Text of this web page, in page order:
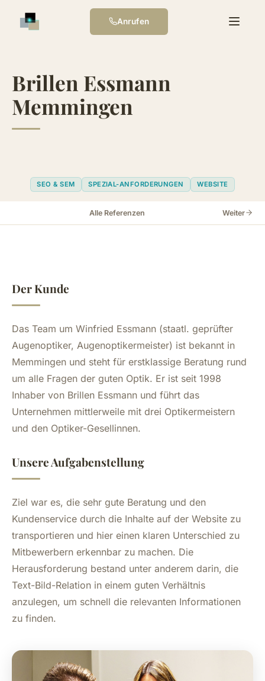
Anrufen
Brillen Essmann
Memmingen
SEO & SEM SPEZIAL-ANFORDERUNGEN WEBSITE
Alle Referenzen Weiter
Der Kunde
Das Team um Winfried Essmann (staatl. geprüfter
Augenoptiker, Augenoptikermeister) ist bekannt in
Memmingen und steht für erstklassige Beratung rund
um alle Fragen der guten Optik. Er ist seit 1998
Inhaber von Brillen Essmann und führt das
Unternehmen mittlerweile mit drei Optikermeistern
und den Optiker-Gesellinnen.
Unsere Aufgabenstellung
Ziel war es, die sehr gute Beratung und den
Kundenservice durch die Inhalte auf der Website zu
transportieren und hier einen klaren Unterschied zu
Mitbewerbern erkennbar zu machen. Die
Herausforderung bestand unter anderem darin, die
Text-Bild-Relation in einem guten Verhältnis
anzulegen, um schnell die relevanten Informationen
zu finden.